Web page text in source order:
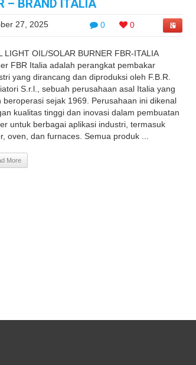
– BRAND ITALIA
0 0
27, 2025
LIGHT OIL/SOLAR BURNER FBR-ITALIA
FBR Italia adalah perangkat pembakar
yang dirancang dan diproduksi oleh F.B.R.
S.r.l., sebuah perusahaan asal Italia yang
beroperasi sejak 1969. Perusahaan ini dikenal
kualitas tinggi dan inovasi dalam pembuatan
untuk berbagai aplikasi industri, termasuk
oven, dan furnaces. Semua produk ...
More